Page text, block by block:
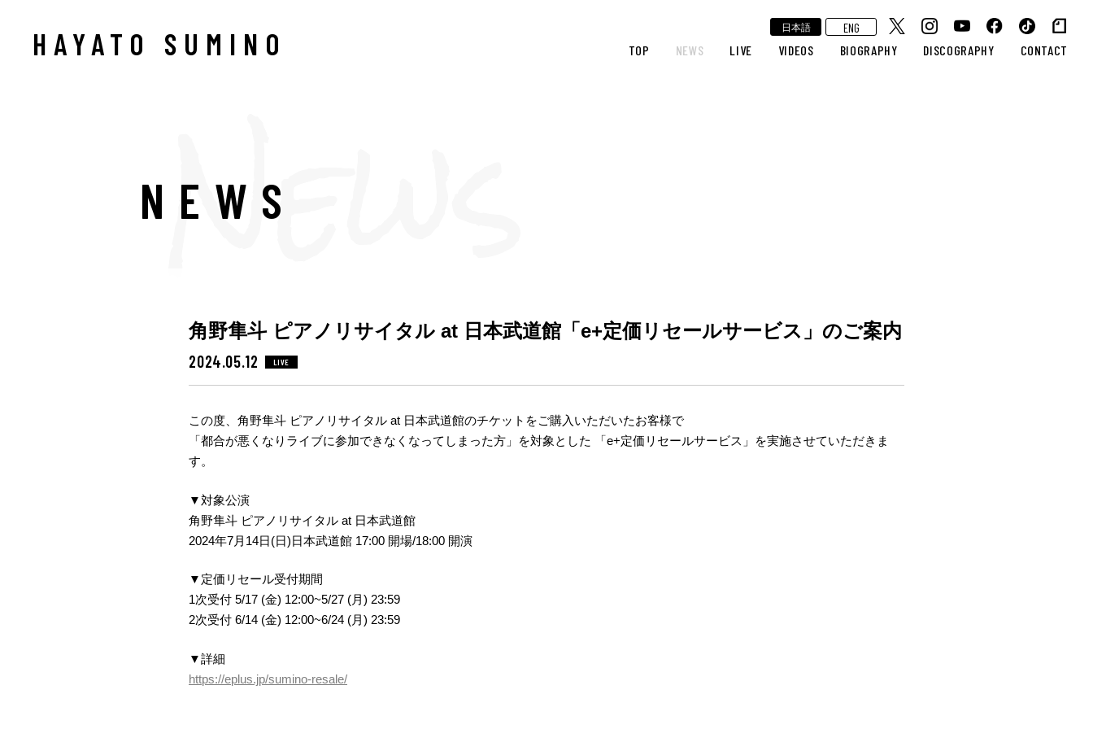
HAYATO SUMINO TOP NEWS LIVE VIDEOS BIOGRAPHY DISCOGRAPHY CONTACT
日本語 ENG
NEWS
角野隼斗 ピアノリサイタル at 日本武道館「e+定価リセールサービス」のご案内
2024.05.12 LIVE
この度、角野隼斗 ピアノリサイタル at 日本武道館のチケットをご購入いただいたお客様で
「都合が悪くなりライブに参加できなくなってしまった方」を対象とした 「e+定価リセールサービス」を実施させていただきま
す。
▼対象公演
角野隼斗 ピアノリサイタル at 日本武道館
2024年7月14日(日)日本武道館 17:00 開場/18:00 開演
▼定価リセール受付期間
1次受付 5/17 (金) 12:00~5/27 (月) 23:59
2次受付 6/14 (金) 12:00~6/24 (月) 23:59
▼詳細
https://eplus.jp/sumino-resale/